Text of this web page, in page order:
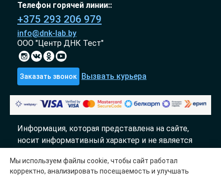
Телефон горячей линии::
+375 293 206 979
info@dnk-lab.by
ООО "Центр ДНК Тест"
Заказать звонок Вызвать курьера
Информация, которая представлена на сайте,
носит информативный характер и не является
«DTL» 2017-2026
Мы используем файлы cookie, чтобы сайт работал
корректно, анализировать посещаемость и улучшать